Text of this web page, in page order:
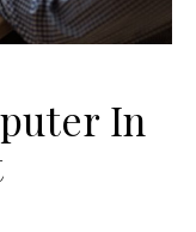
In